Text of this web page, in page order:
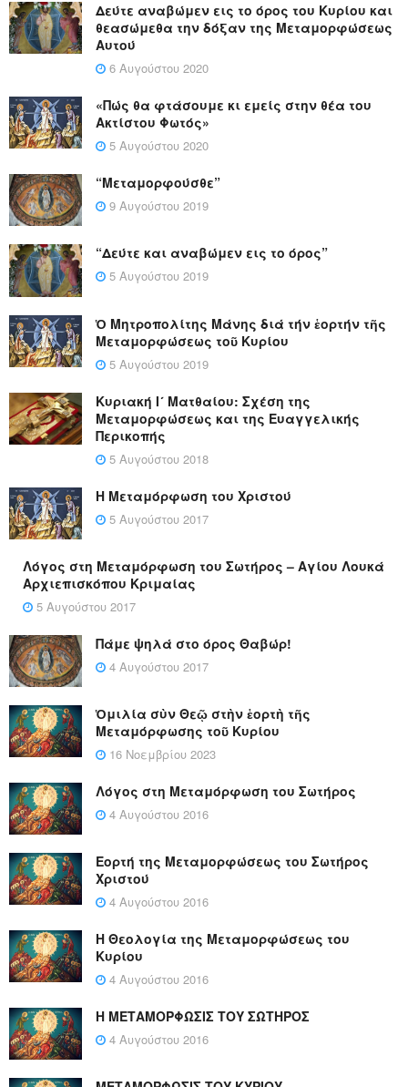
Δεύτε αναβώμεν εις το όρος του Κυρίου και
θεασώμεθα την δόξαν της Μεταμορφώσεως
Αυτού
6 Αυγούστου 2020
«Πώς θα φτάσουμε κι εμείς στην θέα του
Ακτίστου Φωτός»
5 Αυγούστου 2020
“Μεταμορφούσθε”
9 Αυγούστου 2019
“Δεύτε και αναβώμεν εις το όρος”
5 Αυγούστου 2019
Ὁ Μητροπολίτης Μάνης διά τήν ἑορτήν τῆς
Μεταμορφώσεως τοῦ Κυρίου
5 Αυγούστου 2019
Κυριακή Ι´ Ματθαίου: Σχέση της
Μεταμορφώσεως και της Ευαγγελικής
Περικοπής
5 Αυγούστου 2018
Η Μεταμόρφωση του Χριστού
5 Αυγούστου 2017
Λόγος στη Μεταμόρφωση του Σωτήρος – Αγίου Λουκά
Αρχιεπισκόπου Κριμαίας
5 Αυγούστου 2017
Πάμε ψηλά στο όρος Θαβώρ!
4 Αυγούστου 2017
Ὁμιλία σὺν Θεῷ στὴν ἑορτὴ τῆς
Μεταμόρφωσης τοῦ Κυρίου
16 Νοεμβρίου 2023
Λόγος στη Μεταμόρφωση του Σωτήρος
4 Αυγούστου 2016
Εορτή της Μεταμορφώσεως του Σωτήρος
Χριστού
4 Αυγούστου 2016
Η Θεολογία της Μεταμορφώσεως του
Κυρίου
4 Αυγούστου 2016
Η ΜΕΤΑΜΟΡΦΩΣΙΣ ΤΟΥ ΣΩΤΗΡΟΣ
4 Αυγούστου 2016